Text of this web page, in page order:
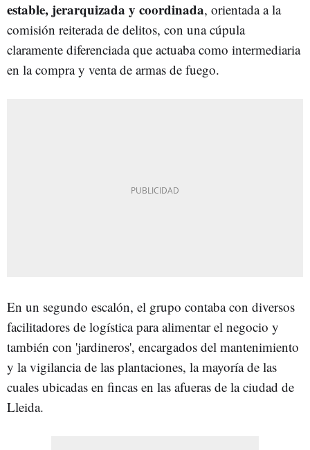
estable, jerarquizada y coordinada, orientada a la
comisión reiterada de delitos, con una cúpula
claramente diferenciada que actuaba como intermediaria
en la compra y venta de armas de fuego.
En un segundo escalón, el grupo contaba con diversos
facilitadores de logística para alimentar el negocio y
también con 'jardineros', encargados del mantenimiento
y la vigilancia de las plantaciones, la mayoría de las
cuales ubicadas en fincas en las afueras de la ciudad de
Lleida.